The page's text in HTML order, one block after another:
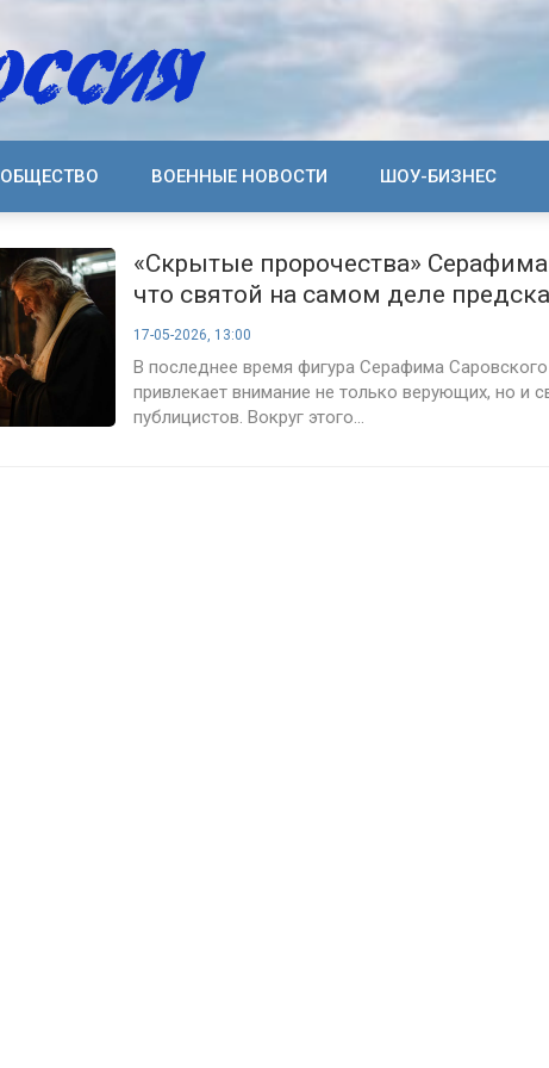
ОБЩЕСТВО ВОЕННЫЕ НОВОСТИ ШОУ-БИЗНЕС
«Скрытые пророчества»
что святой на самом деле
современному миру
17-05-2026, 13:00
В последнее время фигура Серафима
привлекает внимание не только верующих, но и
публицистов. Вокруг этого...